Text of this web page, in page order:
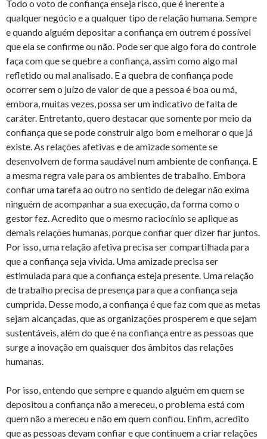
Todo o voto de confiança enseja risco, que é inerente a
qualquer negócio e a qualquer tipo de relação humana. Sempre
e quando alguém depositar a confiança em outrem é possível
que ela se confirme ou não. Pode ser que algo fora do controle
faça com que se quebre a confiança, assim como algo mal
refletido ou mal analisado. E a quebra de confiança pode
ocorrer sem o juízo de valor de que a pessoa é boa ou má,
embora, muitas vezes, possa ser um indicativo de falta de
caráter. Entretanto, quero destacar que somente por meio da
confiança que se pode construir algo bom e melhorar o que já
existe. As relações afetivas e de amizade somente se
desenvolvem de forma saudável num ambiente de confiança. E
a mesma regra vale para os ambientes de trabalho. Embora
confiar uma tarefa ao outro no sentido de delegar não exima
ninguém de acompanhar a sua execução, da forma como o
gestor fez. Acredito que o mesmo raciocínio se aplique as
demais relações humanas, porque confiar quer dizer fiar juntos.
Por isso, uma relação afetiva precisa ser compartilhada para
que a confiança seja vivida. Uma amizade precisa ser
estimulada para que a confiança esteja presente. Uma relação
de trabalho precisa de presença para que a confiança seja
cumprida. Desse modo, a confiança é que faz com que as metas
sejam alcançadas, que as organizações prosperem e que sejam
sustentáveis, além do que é na confiança entre as pessoas que
surge a inovação em quaisquer dos âmbitos das relações
humanas.
Por isso, entendo que sempre e quando alguém em quem se
depositou a confiança não a mereceu, o problema está com
quem não a mereceu e não em quem confiou. Enfim, acredito
que as pessoas devam confiar e que continuem a criar relações